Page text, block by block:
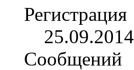
Регистрация
25.09.2014
Сообщений